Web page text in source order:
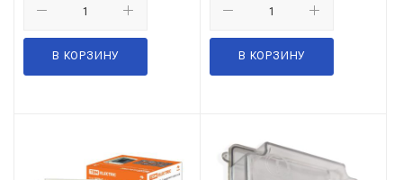
В КОРЗИНУ В КОРЗИНУ